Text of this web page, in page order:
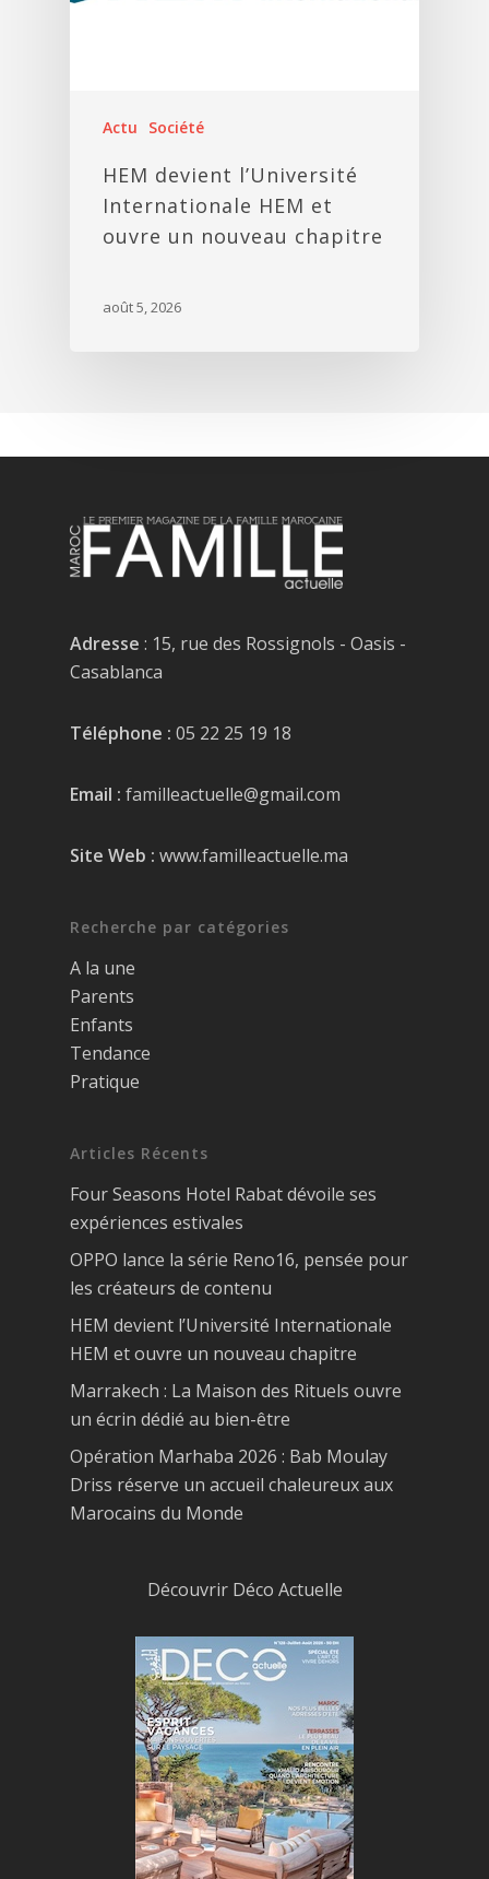
Actu Société
HEM devient l’Université
Internationale HEM et
ouvre un nouveau chapitre
août 5, 2026
Adresse : 15, rue des Rossignols - Oasis -
Casablanca
Téléphone : 05 22 25 19 18
Email : familleactuelle@gmail.com
Site Web : www.familleactuelle.ma
Recherche par catégories
A la une
Parents
Enfants
Tendance
Pratique
Articles Récents
Four Seasons Hotel Rabat dévoile ses
expériences estivales
OPPO lance la série Reno16, pensée pour
les créateurs de contenu
HEM devient l’Université Internationale
HEM et ouvre un nouveau chapitre
Marrakech : La Maison des Rituels ouvre
un écrin dédié au bien-être
Opération Marhaba 2026 : Bab Moulay
Driss réserve un accueil chaleureux aux
Marocains du Monde
Découvrir Déco Actuelle